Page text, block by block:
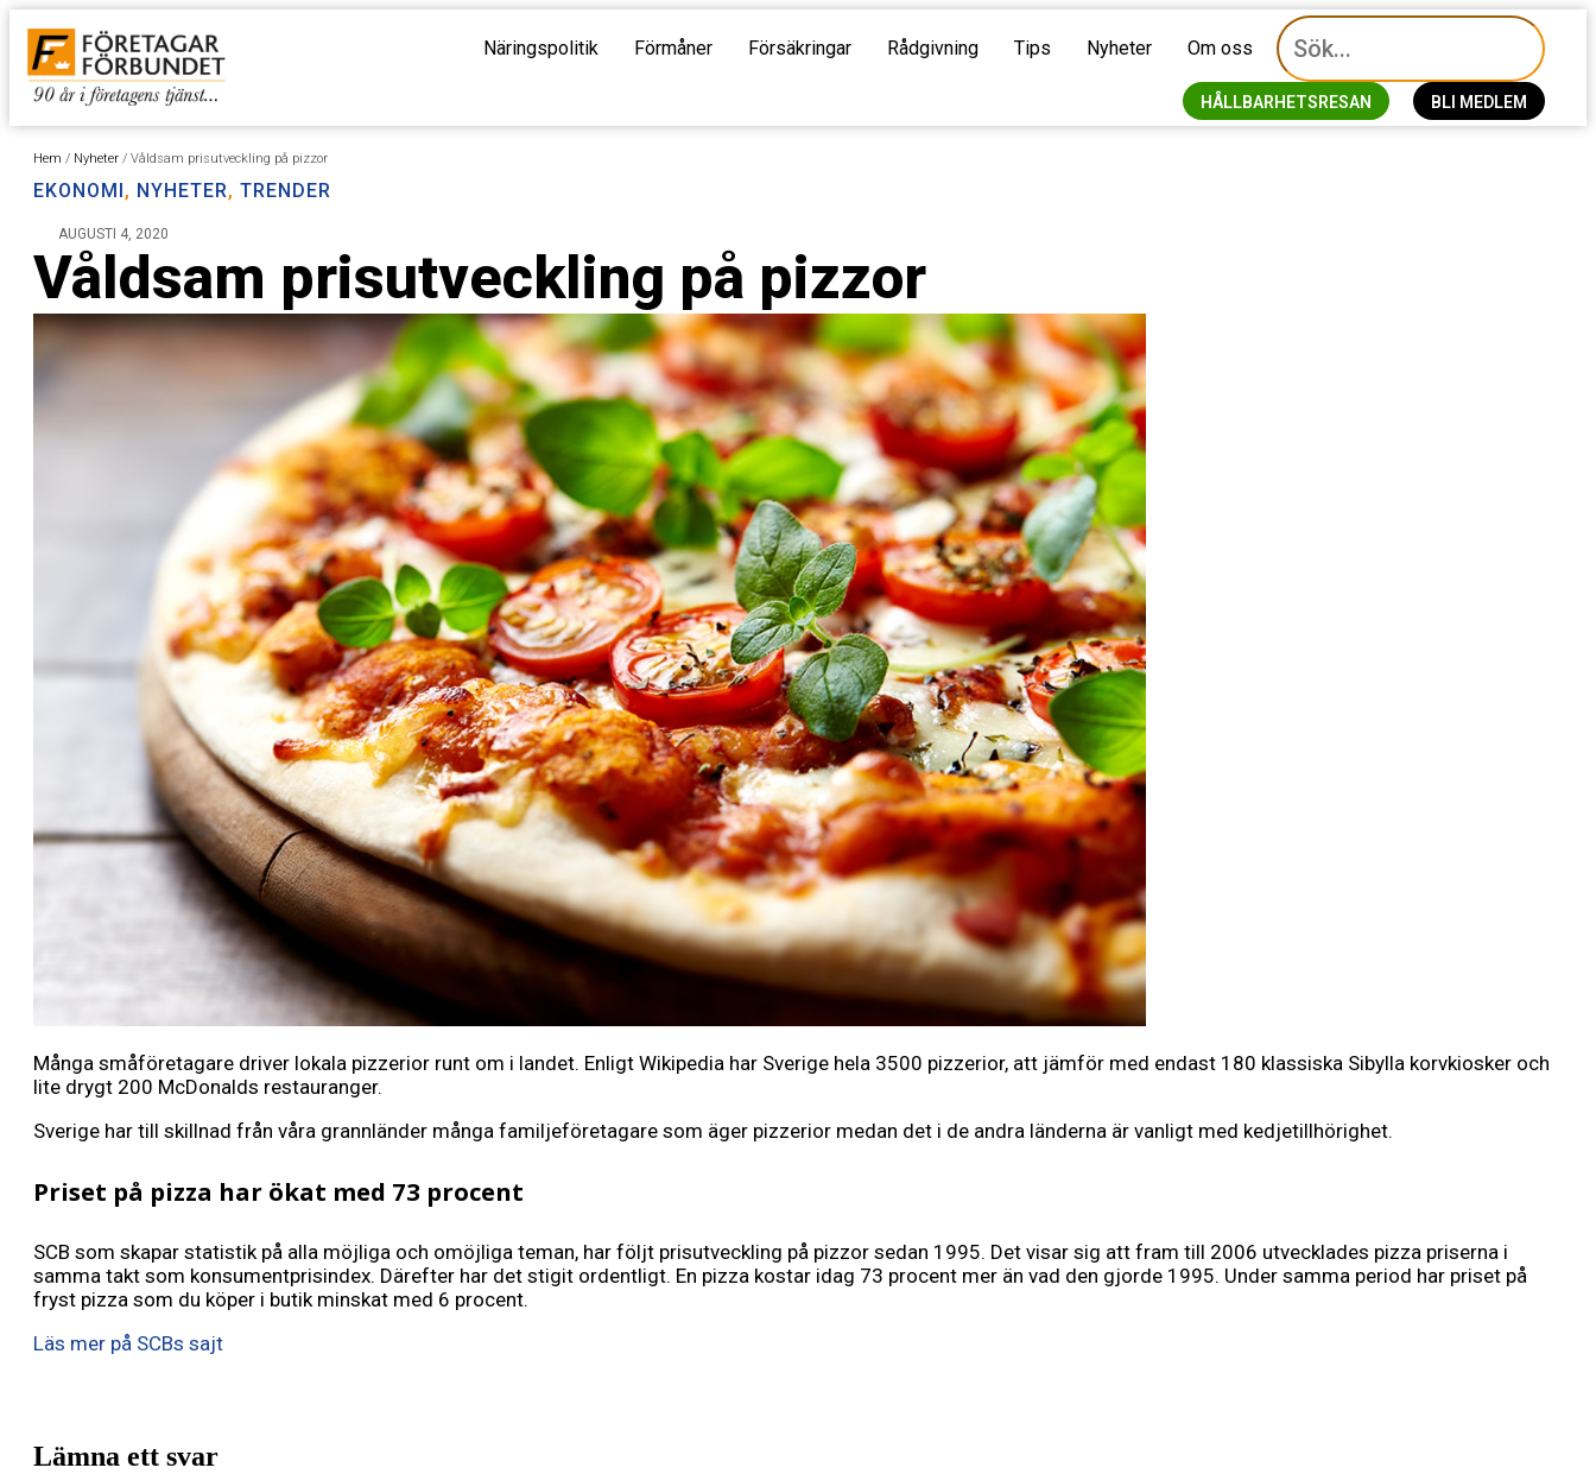
Näringspolitik Förmåner Försäkringar Rådgivning Tips Nyheter Om oss
HÅLLBARHETSRESAN BLI MEDLEM
Hem / Nyheter / Våldsam prisutveckling på pizzor
EKONOMI, NYHETER, TRENDER
AUGUSTI 4, 2020
Våldsam prisutveckling på pizzor
Många småföretagare driver lokala pizzerior runt om i landet. Enligt Wikipedia har Sverige hela 3500 pizzerior, att jämför med endast 180 klassiska Sibylla korvkiosker och
lite drygt 200 McDonalds restauranger.
Sverige har till skillnad från våra grannländer många familjeföretagare som äger pizzerior medan det i de andra länderna är vanligt med kedjetillhörighet.
Priset på pizza har ökat med 73 procent
SCB som skapar statistik på alla möjliga och omöjliga teman, har följt prisutveckling på pizzor sedan 1995. Det visar sig att fram till 2006 utvecklades pizza priserna i
samma takt som konsumentprisindex. Därefter har det stigit ordentligt. En pizza kostar idag 73 procent mer än vad den gjorde 1995. Under samma period har priset på
fryst pizza som du köper i butik minskat med 6 procent.
Läs mer på SCBs sajt
Lämna ett svar